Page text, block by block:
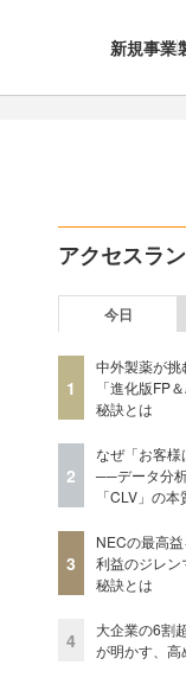
新規事業
アクセスラ
今日
1
中外製薬が
「進化版FP
秘訣とは
2
なぜ「お客
──データ分
「CLV」の本
3
NECの最高
利益のジレ
秘訣とは
4
大企業の6割
が明かす、